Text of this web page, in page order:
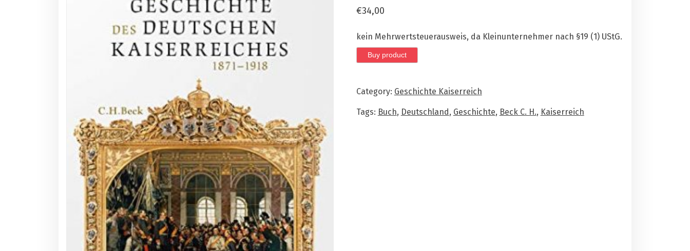
€34,00
kein Mehrwertsteuerausweis, da Kleinunternehmer nach §19 (1) UStG.
Buy product
Category: Geschichte Kaiserreich
Tags: Buch, Deutschland , Geschichte, Beck C. H., Kaiserreich